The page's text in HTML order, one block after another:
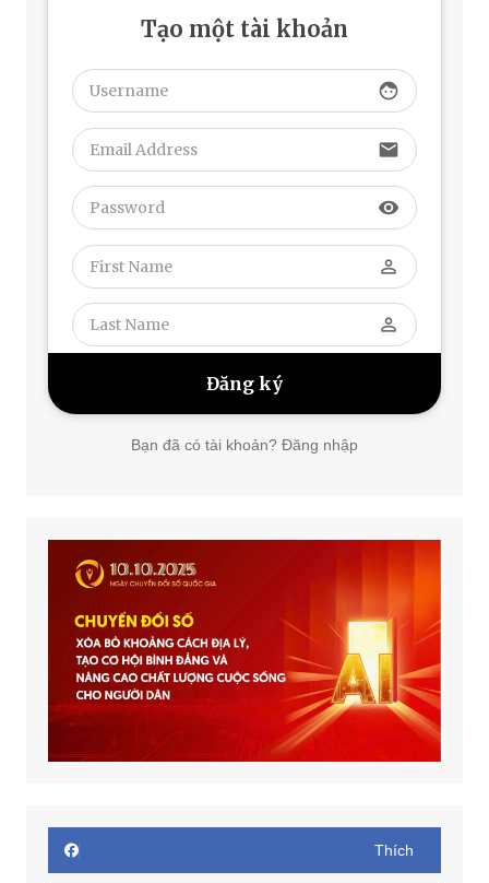
Tạo một tài khoản
face
email
visibility
perm_identity
perm_identity
Bạn đã có tài khoản? Đăng nhập
Thích